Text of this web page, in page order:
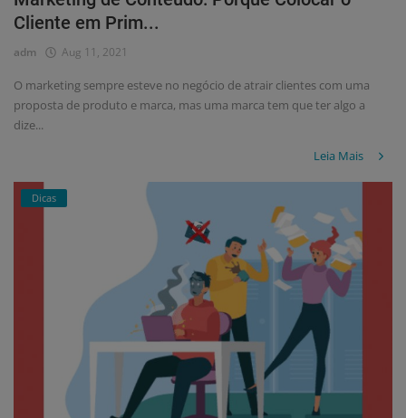
Cliente em Prim...
adm Aug 11, 2021
O marketing sempre esteve no negócio de atrair clientes com uma
proposta de produto e marca, mas uma marca tem que ter algo a
dize...
Leia Mais
Dicas